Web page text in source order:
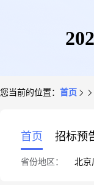
您当前的位置： 首页
首页 招标预
省份地区： 北京